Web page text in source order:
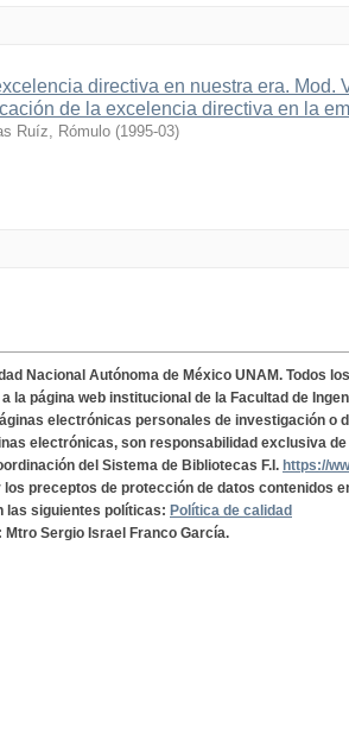
directiva en nuestra era. Mod.
de la excelencia directiva en la
Ruíz, Rómulo (1995-03)
Nacional Autónoma de México UNAM. Todos
la página web institucional de la Facultad de
electrónicas personales de investigación o
electrónicas, son responsabilidad exclusiva
del Sistema de Bibliotecas F.I. https://
los preceptos de protección de datos contenidos
las siguientes políticas: Política de calidad
Sergio Israel Franco García.